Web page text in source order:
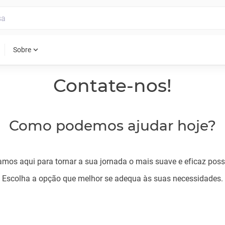
Sobre expand_more
Contate-nos!
Como podemos ajudar hoje?
aqui para tornar a sua jornada o mais suave e eficaz
Escolha a opção que melhor se adequa às suas necessidades.